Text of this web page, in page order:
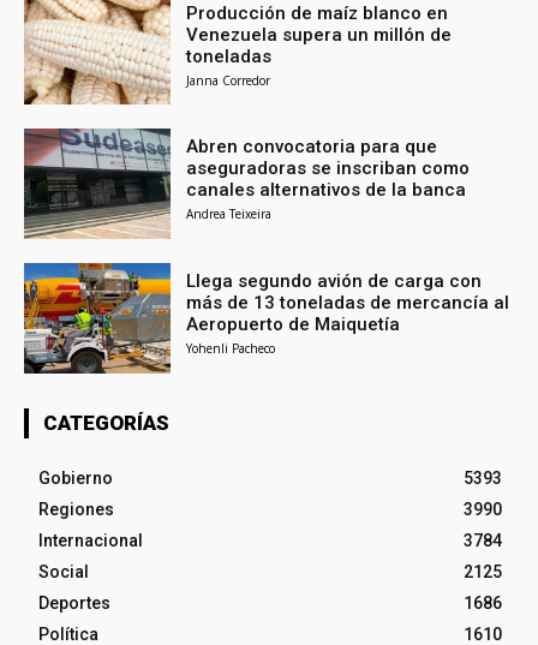
Producción de maíz blanco en
Venezuela supera un millón de
toneladas
Janna Corredor
Abren convocatoria para que
aseguradoras se inscriban como
canales alternativos de la banca
Andrea Teixeira
Llega segundo avión de carga con
más de 13 toneladas de mercancía al
Aeropuerto de Maiquetía
Yohenli Pacheco
CATEGORÍAS
Gobierno
5393
Regiones
3990
Internacional
3784
Social
2125
Deportes
1686
Política
1610